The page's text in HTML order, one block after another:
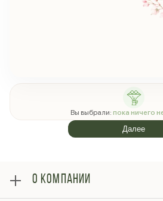
Вы выбрали: пока ничего
Далее
О КОМПАНИИ